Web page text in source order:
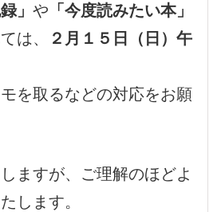
録」や 「今度読みたい本」
は、
２月１５日（日）午
を取るなどの対応をお願
ますが、ご理解のほどよ
します。